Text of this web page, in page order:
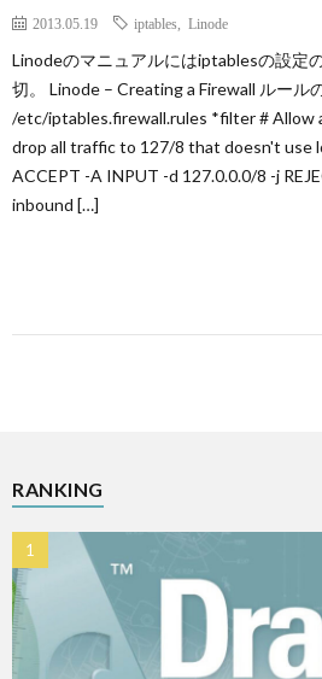
2013.05.19 iptables Linode
Linodeのマニュアルにはiptablesの設定
切。 Linode – Creating a Firewall ルール
/etc/iptables.firewall.rules *filter # Allow
drop all traffic to 127/8 that doesn't use
ACCEPT -A INPUT -d 127.0.0.0/8 -j
inbound […]
RANKING